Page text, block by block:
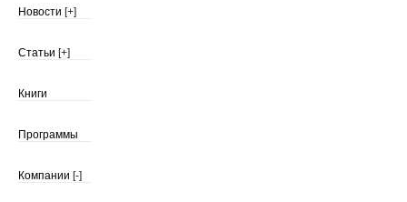
Новости [+]
Статьи [+]
Книги
Программы
Компании [-]